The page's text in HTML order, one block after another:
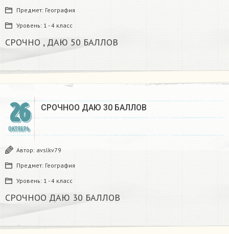
Предмет: География
Уровень: 1 - 4 класс
СРОЧНО , ДАЮ 50 БАЛЛОВ
26
ОКТЯБРЬ
СРОЧНОО ДАЮ 30 БАЛЛОВ
Автор: avslkv79
Предмет: География
Уровень: 1 - 4 класс
СРОЧНОО ДАЮ 30 БАЛЛОВ